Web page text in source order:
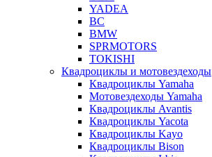
YADEA
BC
BMW
SPRMOTORS
TOKISHI
Квадроциклы и мотовездеходы
Квадроциклы Yamaha
Мотовездеходы Yamaha
Квадроциклы Avantis
Квадроциклы Yacota
Квадроциклы Kayo
Квадроциклы Bison